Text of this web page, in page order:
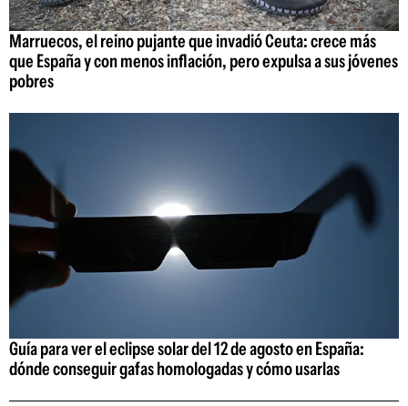
Marruecos, el reino pujante que invadió Ceuta: crece más
que España y con menos inflación, pero expulsa a sus jóvenes
pobres
Guía para ver el eclipse solar del 12 de agosto en España:
dónde conseguir gafas homologadas y cómo usarlas